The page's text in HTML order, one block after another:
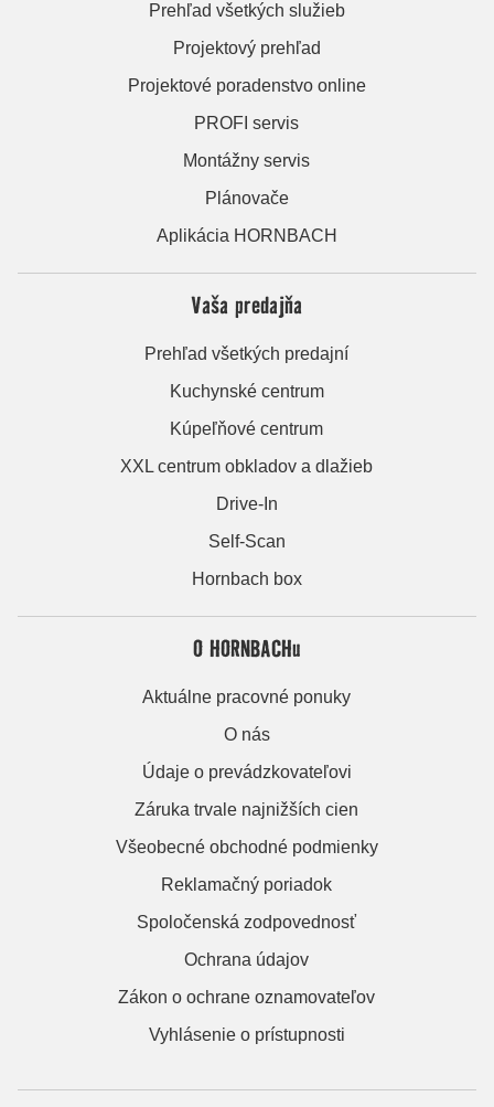
Prehľad všetkých služieb
Projektový prehľad
Projektové poradenstvo online
PROFI servis
Montážny servis
Plánovače
Aplikácia HORNBACH
Vaša predajňa
Prehľad všetkých predajní
Kuchynské centrum
Kúpeľňové centrum
XXL centrum obkladov a dlažieb
Drive-In
Self-Scan
Hornbach box
O HORNBACHu
Aktuálne pracovné ponuky
O nás
Údaje o prevádzkovateľovi
Záruka trvale najnižších cien
Všeobecné obchodné podmienky
Reklamačný poriadok
Spoločenská zodpovednosť
Ochrana údajov
Zákon o ochrane oznamovateľov
Vyhlásenie o prístupnosti